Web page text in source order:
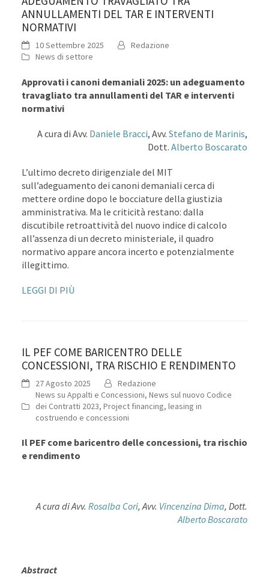
ANNULLAMENTI DEL TAR E INTERVENTI
NORMATIVI
10 Settembre 2025
Redazione
News di settore
Approvati i canoni demaniali 2025: un adeguamento
travagliato tra annullamenti del TAR e interventi
normativi
A cura di Avv. Daniele Bracci, Avv.Stefano de Marinis,
Dott.Alberto Boscarato
L’ultimo decreto dirigenziale del MIT
sull’adeguamento dei canoni demaniali cerca di
mettere ordine dopo le bocciature della giustizia
amministrativa. Ma le criticità restano: dalla
discutibile retroattività del nuovo indice di calcolo
all’assenza di un decreto ministeriale, il quadro
normativo appare ancora incerto e potenzialmente
illegittimo.
LEGGI DI PIÙ
IL PEF COME BARICENTRO DELLE
CONCESSIONI, TRA RISCHIO E RENDIMENTO
27 Agosto 2025
Redazione
News su Appalti e Concessioni, News sul nuovo Codice
dei Contratti 2023, Project financing, leasing in
costruendo e concessioni
Il PEF come baricentro delle concessioni, tra rischio
e rendimento
A cura di Avv.Rosalba Cori, Avv. Vincenzina Dima, Dott.
Alberto Boscarato
Abstract